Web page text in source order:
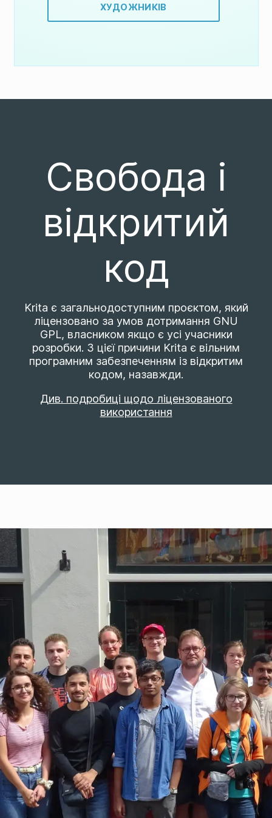
ХУДОЖНИКІВ
Свобода і
відкритий
код
Krita є загальнодоступним проєктом, який
ліцензовано за умов дотримання GNU
GPL, власником якщо є усі учасники
розробки. З цієї причини Krita є вільним
програмним забезпеченням із відкритим
кодом, назавжди.
Див. подробиці щодо ліцензованого
використання